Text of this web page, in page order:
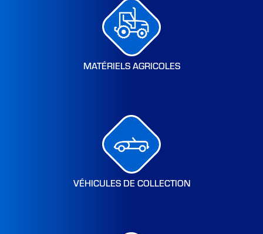
MATÉRIELS AGRICOLES
VÉHICULES DE COLLECTION